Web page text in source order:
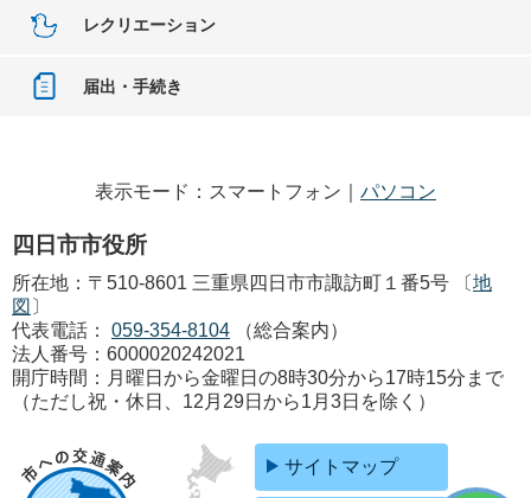
レクリエーション
届出・手続き
表示モード：スマートフォン｜ パソコン
四日市市役所
所在地：〒510-8601 三重県四日市市諏訪町１番5号 〔地
図 〕
代表電話：
059-354-8104
（総合案内）
法人番号：6000020242021
開庁時間：月曜日から金曜日の8時30分から17時15分まで
（ただし祝・休日、12月29日から1月3日を除く）
サイトマップ